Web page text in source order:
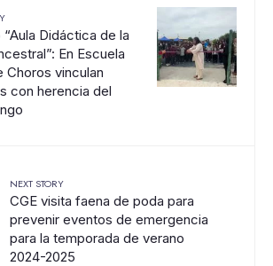
“Aula Didáctica de la
En Escuela
Choros vinculan
con herencia del
NEXT STORY
CGE visita faena de poda para
prevenir eventos de emergencia
para la temporada de verano
2024-2025